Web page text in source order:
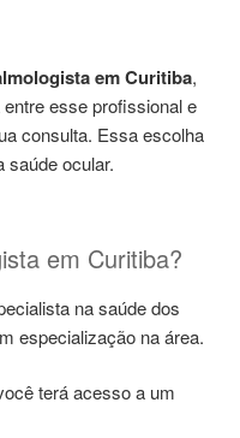
em Curitiba,
esse profissional e
consulta. Essa escolha
saúde ocular.
em Curitiba?
na saúde dos
especialização na área.
terá acesso a um